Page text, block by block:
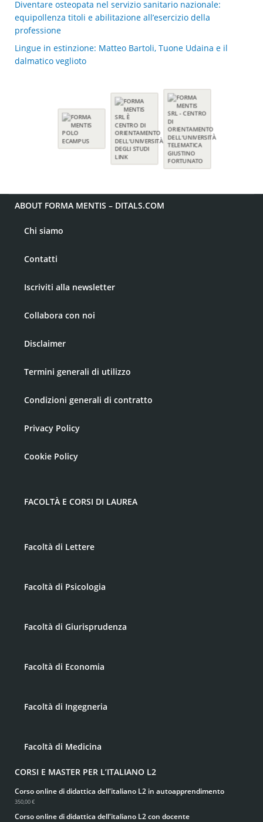
Diventare osteopata nel servizio sanitario nazionale:
equipollenza titoli e abilitazione all’esercizio della
professione
Lingue in estinzione: Matteo Bartoli, Tuone Udaina e il
dalmatico veglioto
ABOUT FORMA MENTIS – DITALS.COM
Chi siamo
Contatti
Iscriviti alla newsletter
Collabora con noi
Disclaimer
Termini generali di utilizzo
Condizioni generali di contratto
Privacy Policy
Cookie Policy
FACOLTÀ E CORSI DI LAUREA
Facoltà di Lettere
Facoltà di Psicologia
Facoltà di Giurisprudenza
Facoltà di Economia
Facoltà di Ingegneria
Facoltà di Medicina
CORSI E MASTER PER L’ITALIANO L2
Corso online di didattica dell'italiano L2 in autoapprendimento
350,00 €
Corso online di didattica dell'italiano L2 con docente